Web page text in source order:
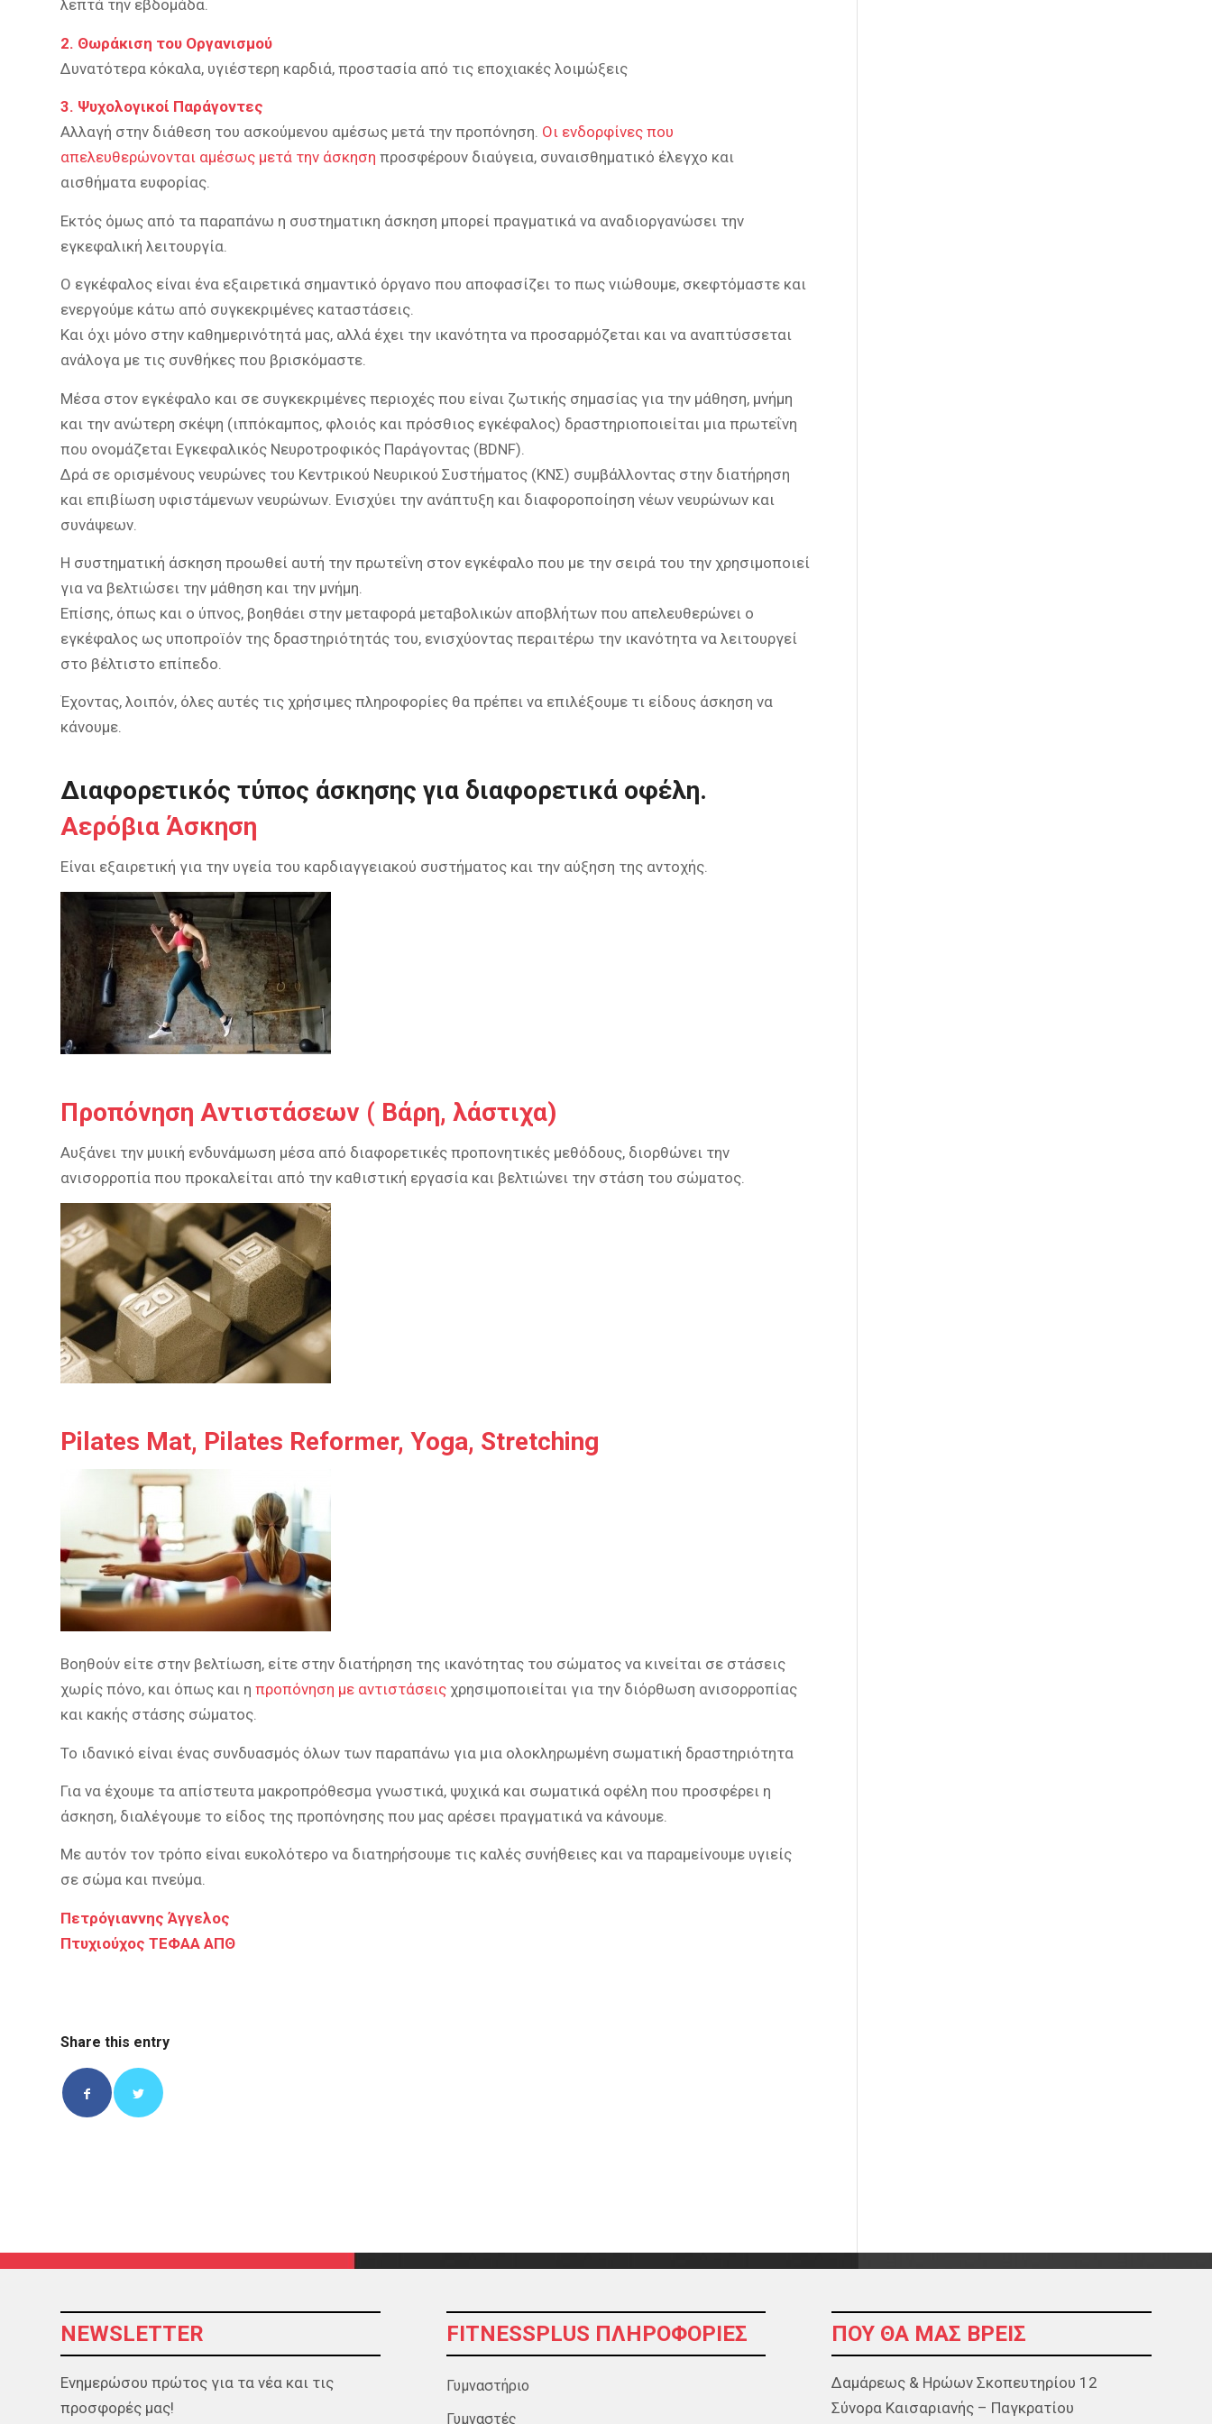
λεπτά την εβδομάδα.
2. Θωράκιση του Οργανισμού
Δυνατότερα κόκαλα, υγιέστερη καρδιά, προστασία από τις εποχιακές λοιμώξεις
3. Ψυχολογικοί Παράγοντες
Αλλαγή στην διάθεση του ασκούμενου αμέσως μετά την προπόνηση. Οι ενδορφίνες που
απελευθερώνονται αμέσως μετά την άσκηση προσφέρουν διαύγεια, συναισθηματικό έλεγχο και
αισθήματα ευφορίας.
Εκτός όμως από τα παραπάνω η συστηματικη άσκηση μπορεί πραγματικά να αναδιοργανώσει την
εγκεφαλική λειτουργία.
Ο εγκέφαλος είναι ένα εξαιρετικά σημαντικό όργανο που αποφασίζει το πως νιώθουμε, σκεφτόμαστε και
ενεργούμε κάτω από συγκεκριμένες καταστάσεις.
Και όχι μόνο στην καθημερινότητά μας, αλλά έχει την ικανότητα να προσαρμόζεται και να αναπτύσσεται
ανάλογα με τις συνθήκες που βρισκόμαστε.
Μέσα στον εγκέφαλο και σε συγκεκριμένες περιοχές που είναι ζωτικής σημασίας για την μάθηση, μνήμη
και την ανώτερη σκέψη (ιππόκαμπος, φλοιός και πρόσθιος εγκέφαλος) δραστηριοποιείται μια πρωτεΐνη
που ονομάζεται Εγκεφαλικός Νευροτροφικός Παράγοντας (BDNF).
Δρά σε ορισμένους νευρώνες του Κεντρικού Νευρικού Συστήματος (ΚΝΣ) συμβάλλοντας στην διατήρηση
και επιβίωση υφιστάμενων νευρώνων. Ενισχύει την ανάπτυξη και διαφοροποίηση νέων νευρώνων και
συνάψεων.
Η συστηματική άσκηση προωθεί αυτή την πρωτεΐνη στον εγκέφαλο που με την σειρά του την χρησιμοποιεί
για να βελτιώσει την μάθηση και την μνήμη.
Επίσης, όπως και ο ύπνος, βοηθάει στην μεταφορά μεταβολικών αποβλήτων που απελευθερώνει ο
εγκέφαλος ως υποπροϊόν της δραστηριότητάς του, ενισχύοντας περαιτέρω την ικανότητα να λειτουργεί
στο βέλτιστο επίπεδο.
Έχοντας, λοιπόν, όλες αυτές τις χρήσιμες πληροφορίες θα πρέπει να επιλέξουμε τι είδους άσκηση να
κάνουμε.
Διαφορετικός τύπος άσκησης για διαφορετικά οφέλη.
Αερόβια Άσκηση
Eίναι εξαιρετική για την υγεία του καρδιαγγειακού συστήματος και την αύξηση της αντοχής.
Προπόνηση Αντιστάσεων ( Βάρη, λάστιχα)
Aυξάνει την μυική ενδυνάμωση μέσα από διαφορετικές προπονητικές μεθόδους, διορθώνει την
ανισορροπία που προκαλείται από την καθιστική εργασία και βελτιώνει την στάση του σώματος.
Pilates Mat, Pilates Reformer, Yoga, Stretching
Βοηθούν είτε στην βελτίωση, είτε στην διατήρηση της ικανότητας του σώματος να κινείται σε στάσεις
χωρίς πόνο, και όπως και η προπόνηση με αντιστάσεις χρησιμοποιείται για την διόρθωση ανισορροπίας
και κακής στάσης σώματος.
Το ιδανικό είναι ένας συνδυασμός όλων των παραπάνω για μια ολοκληρωμένη σωματική δραστηριότητα
Για να έχουμε τα απίστευτα μακροπρόθεσμα γνωστικά, ψυχικά και σωματικά οφέλη που προσφέρει η
άσκηση, διαλέγουμε το είδος της προπόνησης που μας αρέσει πραγματικά να κάνουμε.
Με αυτόν τον τρόπο είναι ευκολότερο να διατηρήσουμε τις καλές συνήθειες και να παραμείνουμε υγιείς
σε σώμα και πνεύμα.
Πετρόγιαννης Άγγελος
Πτυχιούχος ΤΕΦΑΑ ΑΠΘ
Share this entry
NEWSLETTER
Ενημερώσου πρώτος για τα νέα και τις
προσφορές μας!
FITNESSPLUS ΠΛΗΡΟΦΟΡΊΕΣ
Γυμναστήριο
Γυμναστές
ΠΟΥ ΘΑ ΜΑΣ ΒΡΕΊΣ
Δαμάρεως & Ηρώων Σκοπευτηρίου 12
Σύνορα Καισαριανής – Παγκρατίου